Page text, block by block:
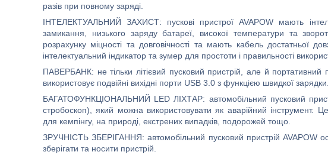
разів при повному заряді.
ІНТЕЛЕКТУАЛЬНИЙ ЗАХИСТ:
пускові пристроїAVAPOW мають
замикання, низькогозарядубатареї, високої температури та
розрахунку міцності та довговічності та мають кабель достатньої
інтелектуальний індикатор та зумер для простоти і правильності
ПАВЕРБАНК: не тільки літієвий пусковий пристрій, але й портативний
використовує подвійні вихідні порти USB 3.0 з функцією швидкої зарядки.
БАГАТОФУНКЦІОНАЛЬНИЙ LED ЛІХТАР: автомобільний пусковий
стробоскоп), який можна використовувати як аварійний інструмент.
для кемпінгу, на природі, екстрених випадків, подорожей тощо.
ЗРУЧНІСТЬ ЗБЕРІГАННЯ: автомобільний пусковий пристрій AVAPOW
зберігати та носити пристрій